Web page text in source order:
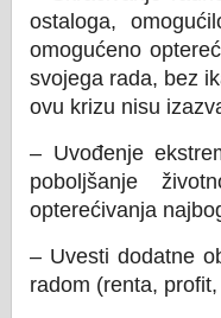
ostaloga,
omogućeno
svojega rada, bez
ovu krizu nisu
– Uvođenje
poboljšanje
opterećivanja
– Uvesti dodatne
radom (renta,